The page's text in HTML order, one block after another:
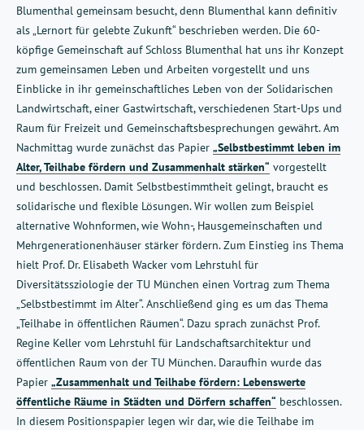
Blumenthal gemeinsam besucht, denn Blumenthal kann definitiv
als „Lernort für gelebte Zukunft“ beschrieben werden. Die 60-
köpfige Gemeinschaft auf Schloss Blumenthal hat uns ihr Konzept
zum gemeinsamen Leben und Arbeiten vorgestellt und uns
Einblicke in ihr gemeinschaftliches Leben von der Solidarischen
Landwirtschaft, einer Gastwirtschaft, verschiedenen Start-Ups und
Raum für Freizeit und Gemeinschaftsbesprechungen gewährt. Am
Nachmittag wurde zunächst das Papier „Selbstbestimmt leben im
Alter, Teilhabe fördern und Zusammenhalt stärken“ vorgestellt
und beschlossen. Damit Selbstbestimmtheit gelingt, braucht es
solidarische und flexible Lösungen. Wir wollen zum Beispiel
alternative Wohnformen, wie Wohn-, Hausgemeinschaften und
Mehrgenerationenhäuser stärker fördern. Zum Einstieg ins Thema
hielt Prof. Dr. Elisabeth Wacker vom Lehrstuhl für
Diversitätssziologie der TU München einen Vortrag zum Thema
„Selbstbestimmt im Alter“. Anschließend ging es um das Thema
„Teilhabe in öffentlichen Räumen“. Dazu sprach zunächst Prof.
Regine Keller vom Lehrstuhl für Landschaftsarchitektur und
öffentlichen Raum von der TU München. Daraufhin wurde das
Papier „Zusammenhalt und Teilhabe fördern: Lebenswerte
öffentliche Räume in Städten und Dörfern schaffen“ beschlossen.
In diesem Positionspapier legen wir dar, wie die Teilhabe im